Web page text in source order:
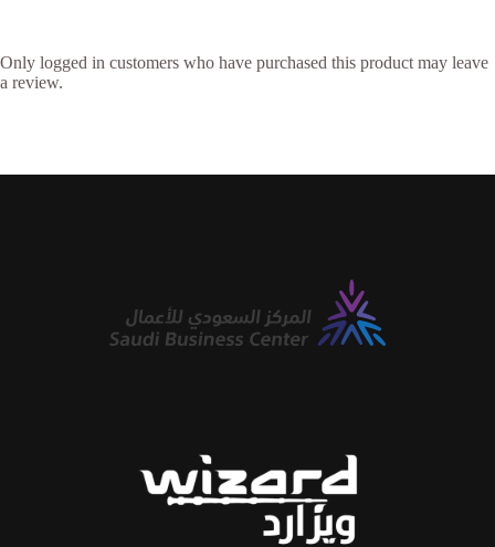
Only logged in customers who have purchased this product may leave
a review.